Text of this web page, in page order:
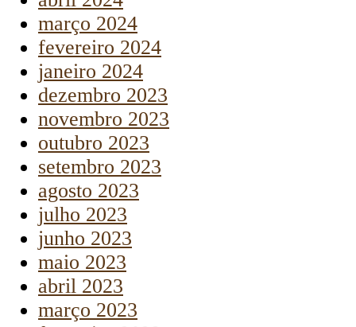
março 2024
fevereiro 2024
janeiro 2024
dezembro 2023
novembro 2023
outubro 2023
setembro 2023
agosto 2023
julho 2023
junho 2023
maio 2023
abril 2023
março 2023